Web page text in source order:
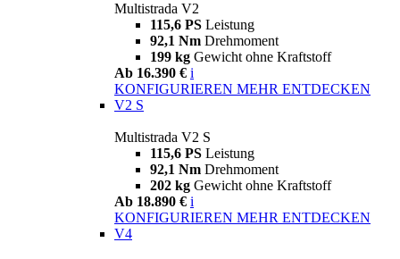
Multistrada V2
115,6 PS Leistung
92,1 Nm Drehmoment
199 kg Gewicht ohne Kraftstoff
Ab 16.390 € i
KONFIGURIEREN MEHR ENTDECKEN
V2 S
Multistrada V2 S
115,6 PS Leistung
92,1 Nm Drehmoment
202 kg Gewicht ohne Kraftstoff
Ab 18.890 € i
KONFIGURIEREN MEHR ENTDECKEN
V4